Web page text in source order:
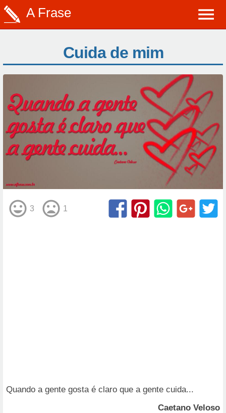
A Frase
Cuida de mim
3 1
Quando a gente gosta é claro que a gente cuida...
Caetano Veloso